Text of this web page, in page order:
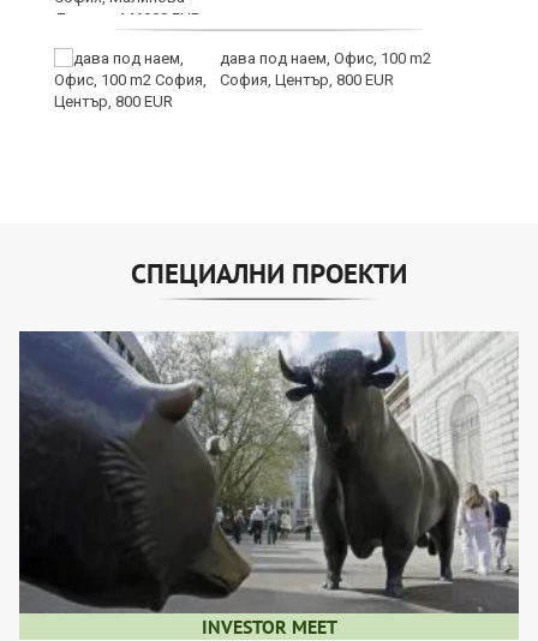
дава под наем, Офис, 100 m2
София, Център, 800 EUR
СПЕЦИАЛНИ ПРОЕКТИ
INVESTOR MEET